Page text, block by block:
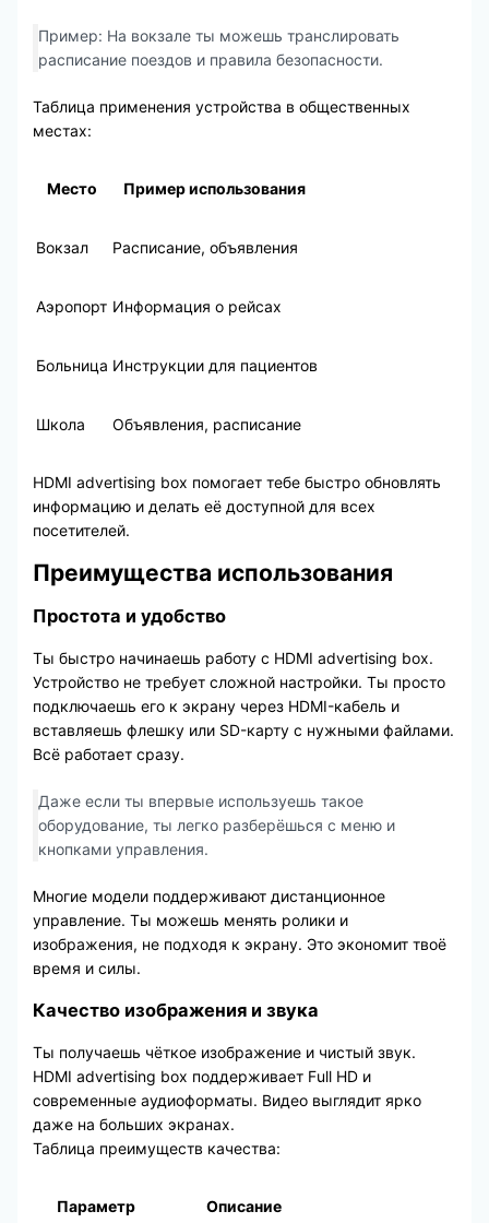
Пример: На вокзале ты можешь транслировать
расписание поездов и правила безопасности.
Таблица применения устройства в общественных
местах:
Место Пример использования
Вокзал Расписание, объявления
Аэропорт Информация о рейсах
Больница Инструкции для пациентов
Школа Объявления, расписание
HDMI advertising box помогает тебе быстро обновлять
информацию и делать её доступной для всех
посетителей.
Преимущества использования
Простота и удобство
Ты быстро начинаешь работу с HDMI advertising box.
Устройство не требует сложной настройки. Ты просто
подключаешь его к экрану через HDMI-кабель и
вставляешь флешку или SD-карту с нужными файлами.
Всё работает сразу.
Даже если ты впервые используешь такое
оборудование, ты легко разберёшься с меню и
кнопками управления.
Многие модели поддерживают дистанционное
управление. Ты можешь менять ролики и
изображения, не подходя к экрану. Это экономит твоё
время и силы.
Качество изображения и звука
Ты получаешь чёткое изображение и чистый звук.
HDMI advertising box поддерживает Full HD и
современные аудиоформаты. Видео выглядит ярко
даже на больших экранах.
Таблица преимуществ качества:
Параметр Описание